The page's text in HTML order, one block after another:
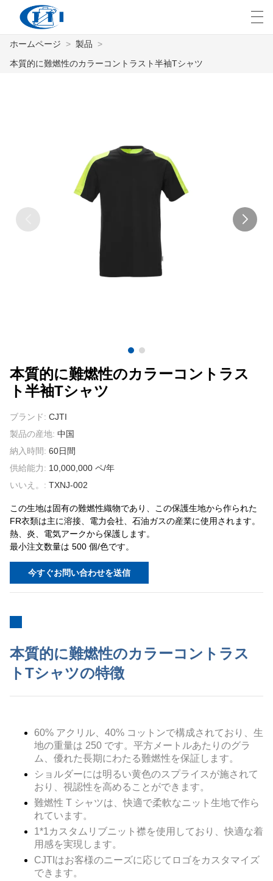
ニュース
العربية česky
ホームページ > 製品 >
本質的に難燃性のカラーコントラスト半袖Tシャツ
本質的に難燃性のカラーコントラス
ト半袖Tシャツ
ブランド: CJTI
製品の産地: 中国
納入時間: 60日間
供給能力: 10,000,000 ペ/年
いいえ。: TXNJ-002
この生地は固有の難燃性織物であり、この保護生地から作られた
FR衣類は主に溶接、電力会社、石油ガスの産業に使用されます。
熱、炎、電気アークから保護します。
最小注文数量は 500 個/色です。
今すぐお問い合わせを送信
本質的に難燃性のカラーコントラス
トTシャツの特徴
60% アクリル、40% コットンで構成されており、生
地の重量は 250 です。 平方メートルあたりのグラ
ム
、優れた長期にわたる難燃性を保証します。
ショルダーには明るい黄色のスプライスが施されて
おり、視認性を高めることができます。
難燃性 T シャツは、快適で柔軟なニット生地で作ら
れています。
1*1カスタムリブニット襟を使用しており、快適な着
用感を実現します。
CJTIはお客様のニーズに応じてロゴをカスタマイズ
できます。